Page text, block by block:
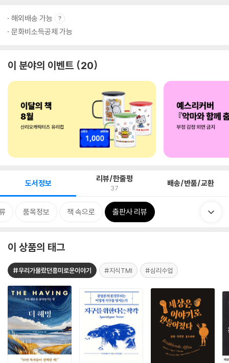
해외배송 가능
문화비소득공제 가능
이 분야의 이벤트 20
도서정보 리뷰/한줄평
37 배송/반품/교환
품목정보 책 속으로 출판사 리뷰
이 상품의 태그
#우리가몰랐던흥미로운이야기 #지식TMI #심리수업